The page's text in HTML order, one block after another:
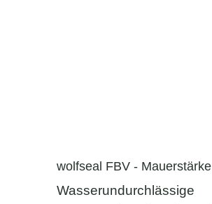
wolfseal FBV - Mauerstärke
Wasserundurchlässige